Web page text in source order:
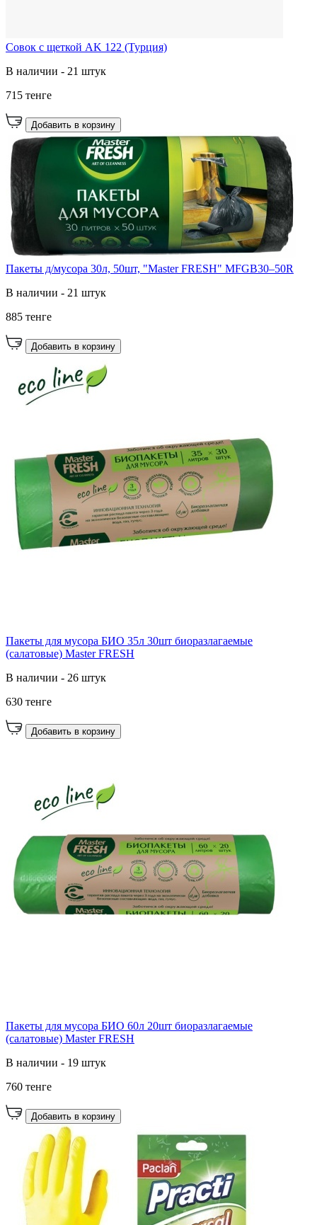
Совок с щеткой AK 122 (Турция)
В наличии - 21 штук
715 тенге
Добавить в корзину
Пакеты д/мусора 30л, 50шт, "Master FRESH" MFGB30–50R
В наличии - 21 штук
885 тенге
Добавить в корзину
Пакеты для мусора БИО 35л 30шт биоразлагаемые
(салатовые) Master FRESH
В наличии - 26 штук
630 тенге
Добавить в корзину
Пакеты для мусора БИО 60л 20шт биоразлагаемые
(салатовые) Master FRESH
В наличии - 19 штук
760 тенге
Добавить в корзину